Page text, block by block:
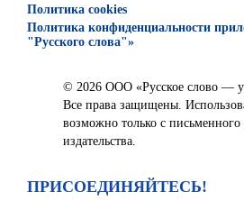
Политика cookies
Политика конфиденциальности
"Русского слова"»
© 2026 ООО «Русское слово —
Все права защищены.
возможно только с письменного
издательства.
ПРИСОЕДИНЯЙТЕСЬ!